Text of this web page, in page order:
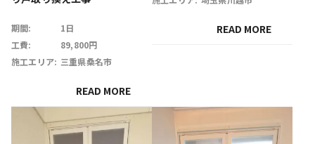
期間:
1日
工費:
89,800円
施工エリア: 三重県桑名市
READ MORE
READ MORE